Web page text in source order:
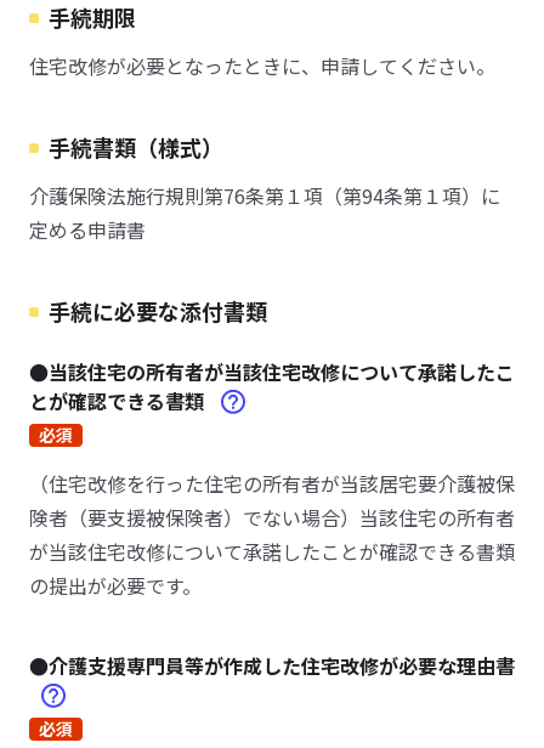
手続期限
住宅改修が必要となったときに、申請してください。
手続書類（様式）
介護保険法施行規則第76条第１項（第94条第１項）に
定める申請書
手続に必要な添付書類
●当該住宅の所有者が当該住宅改修について承諾したこ
とが確認できる書類
必須
（住宅改修を行った住宅の所有者が当該居宅要介護被保
険者（要支援被保険者）でない場合）当該住宅の所有者
が当該住宅改修について承諾したことが確認できる書類
の提出が必要です。
●介護支援専門員等が作成した住宅改修が必要な理由書
必須